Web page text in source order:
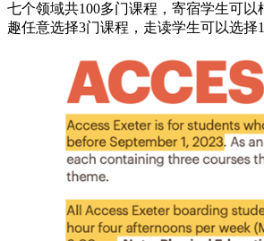
七个领域共100多门课程，寄宿学生可以
趣任意选择3门课程，走读学生可以选择